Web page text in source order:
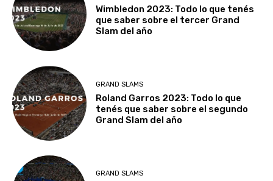
Wimbledon 2023: Todo lo que tenés
que saber sobre el tercer Grand
Slam del año
GRAND SLAMS
Roland Garros 2023: Todo lo que
tenés que saber sobre el segundo
Grand Slam del año
GRAND SLAMS